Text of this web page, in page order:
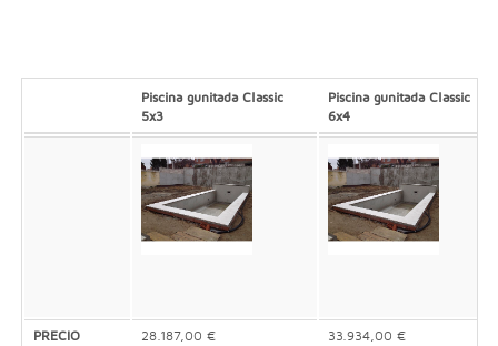
Piscina gunitada Classic
5x3
Piscina gunitada Classic
6x4
PRECIO 28.187,00 € 33.934,00 €